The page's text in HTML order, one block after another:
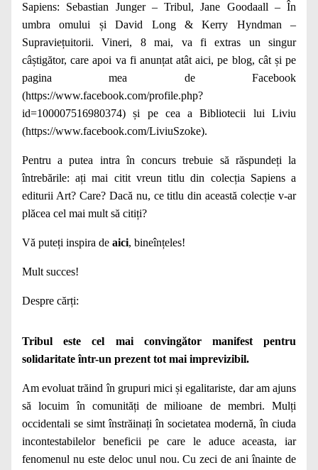
Sapiens: Sebastian Junger – Tribul, Jane Goodaall – În
umbra omului și David Long & Kerry Hyndman –
Supraviețuitorii. Vineri, 8 mai, va fi extras un singur
câștigător, care apoi va fi anunțat atât aici, pe blog, cât și pe
pagina mea de Facebook
(https://www.facebook.com/profile.php?
id=100007516980374) și pe cea a Bibliotecii lui Liviu
(https://www.facebook.com/LiviuSzoke).
Pentru a putea intra în concurs trebuie să răspundeți la
întrebările: ați mai citit vreun titlu din colecția Sapiens a
editurii Art? Care? Dacă nu, ce titlu din această colecție v-ar
plăcea cel mai mult să citiți?
Vă puteți inspira de aici, bineînțeles!
Mult succes!
Despre cărți:
Tribul este cel mai convingător manifest pentru
solidaritate într-un prezent tot mai imprevizibil.
Am evoluat trăind în grupuri mici și egalitariste, dar am ajuns
să locuim în comunități de milioane de membri. Mulți
occidentali se simt înstrăinați în societatea modernă, în ciuda
incontestabilelor beneficii pe care le aduce aceasta, iar
fenomenul nu este deloc unul nou. Cu zeci de ani înainte de